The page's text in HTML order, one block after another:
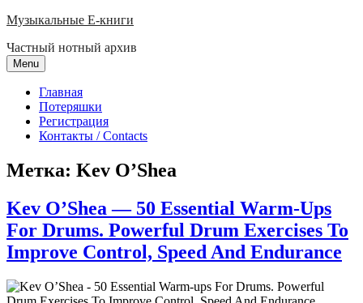
Skip
content
Музыкальные E-книги
Частный нотный архив
Menu
Главная
Потеряшки
Регистрация
Контакты / Contacts
Метка: Kev O’Shea
Kev O’Shea — 50 Essential Warm-Ups
For Drums. Powerful Drum Exercises To
Improve Control, Speed And Endurance